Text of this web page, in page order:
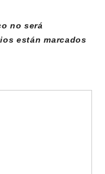
no será
están marcados